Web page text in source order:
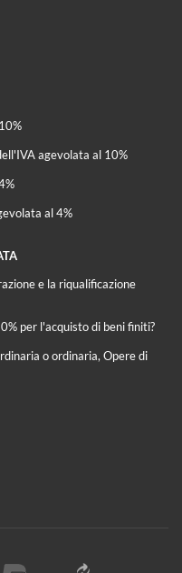
agevolata al 10%
al 4%
e la riqualificazione
per l'acquisto di beni finiti?
o ordinaria, Opere di